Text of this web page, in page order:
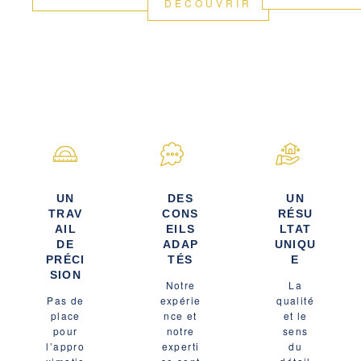
DÉCOUVRIR
UN
TRAV
AIL
DE
PRÉCI
SION
Pas de
place
pour
l’appro
DES
CONS
EILS
ADAP
TÉS
Notre
expérie
nce et
notre
experti
UN
RÉSU
LTAT
UNIQU
E
La
qualité
et le
sens
du